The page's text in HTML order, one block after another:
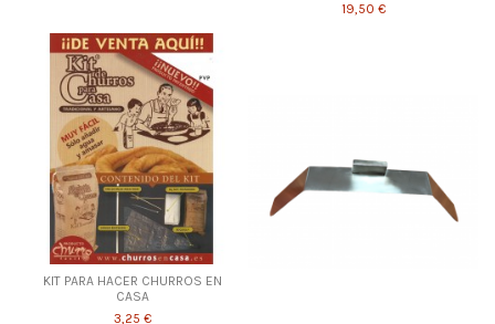
19,50 €
KIT PARA HACER CHURROS EN
CASA
3,25 €